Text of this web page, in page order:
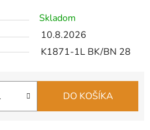
Skladom
10.8.2026
K1871-1L BK/BN 28
DO KOŠÍKA